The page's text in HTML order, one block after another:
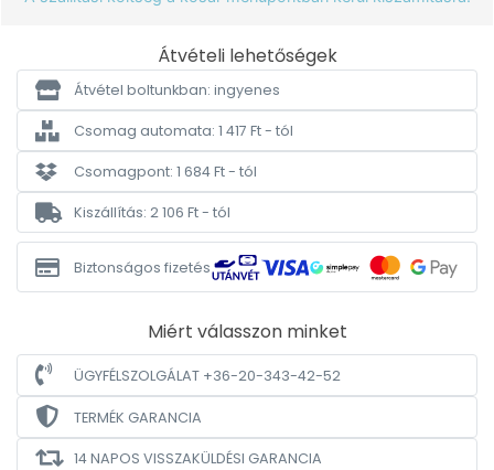
Átvételi lehetőségek
Átvétel boltunkban: ingyenes
Csomag automata: 1 417 Ft - tól
Csomagpont: 1 684 Ft - tól
Kiszállítás: 2 106 Ft - tól
Biztonságos fizetés
Miért válasszon minket
ÜGYFÉLSZOLGÁLAT +36-20-343-42-52
TERMÉK GARANCIA
14 NAPOS VISSZAKÜLDÉSI GARANCIA